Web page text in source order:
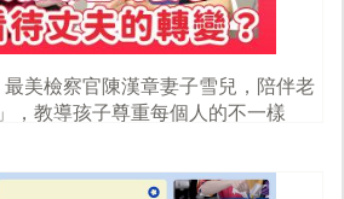
美檢察官陳漢章妻子雪兒，陪伴老
，教導孩子尊重每個人的不一樣